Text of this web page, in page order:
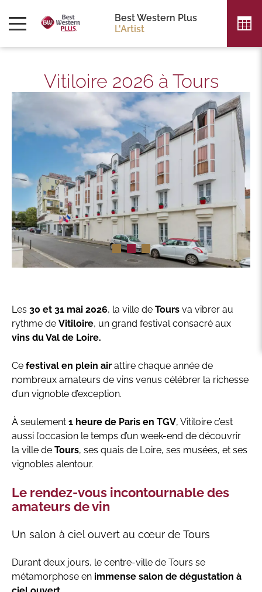
Best Western Plus
L'Artist
Vitiloire 2026 à Tours
Les 30 et 31 mai 2026, la ville de Tours va vibrer au
rythme de Vitiloire, un grand festival consacré aux
vins du Val de Loire.
Ce festival en plein air attire chaque année de
nombreux amateurs de vins venus célébrer la richesse
d’un vignoble d’exception.
À seulement 1 heure de Paris en TGV, Vitiloire c’est
aussi l’occasion le temps d’un week-end de découvrir
la ville de Tours, ses quais de Loire, ses musées, et ses
vignobles alentour.
Le rendez-vous incontournable des
amateurs de vin
Un salon à ciel ouvert au cœur de Tours
Durant deux jours, le centre-ville de Tours se
métamorphose en immense salon de dégustation à